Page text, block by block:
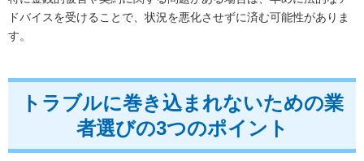
ドバイスを受けることで、状況を悪化させずに済む可能性がありま
す。
トラブルに巻き込まれないための業
者選びの3つのポイント